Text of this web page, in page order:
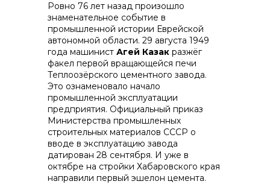
реализация неликвидов
контакты отдела закупок
Ровно 76 лет назад произошло
знаменательное событие в
промышленной истории Еврейской
автономной области. 29 августа 1949
года машинист Агей Казак разжёг
факел первой вращающейся печи
Теплоозёрского цементного завода.
Это ознаменовало начало
промышленной эксплуатации
предприятия. Официальный приказ
Министерства промышленных
строительных материалов СССР о
вводе в эксплуатацию завода
датирован 28 сентября. И уже в
октябре на стройки Хабаровского края
направили первый эшелон цемента.